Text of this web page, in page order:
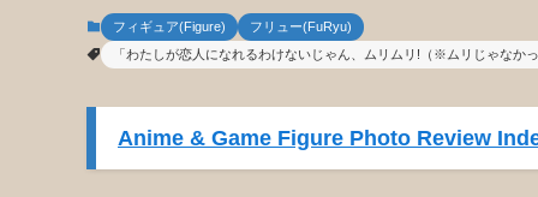
フィギュア(Figure)
フリュー(FuRyu)
「わたしが恋人になれるわけないじゃん、ムリムリ!（※ムリじゃなかっ
Anime & Game Figure Photo Review